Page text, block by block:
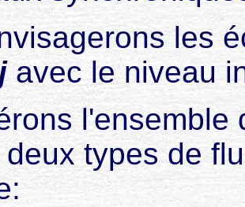
les
j avec le niveau
l'ensemble
types de